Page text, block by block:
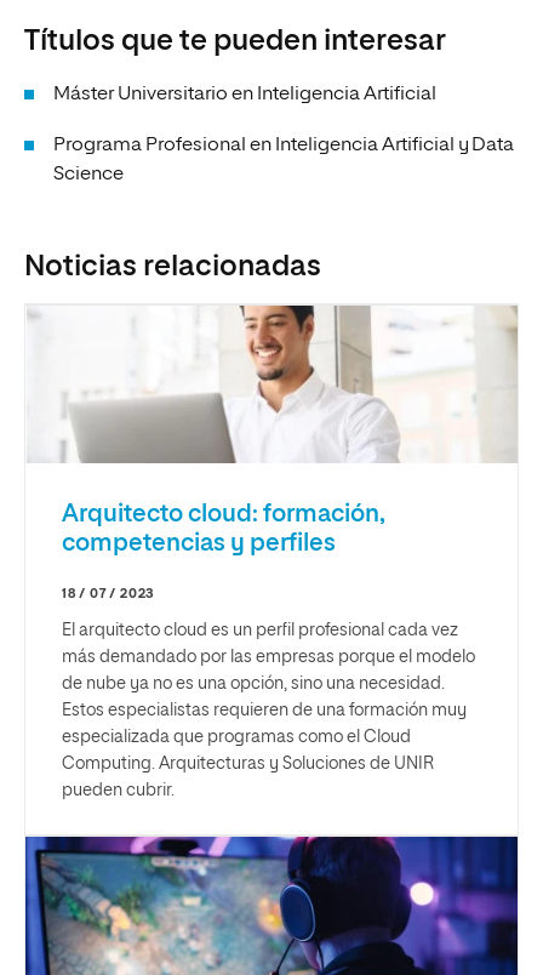
Títulos que te pueden interesar
Máster Universitario en Inteligencia Artificial
Programa Profesional en Inteligencia Artificial y Data
Science
Noticias relacionadas
Arquitecto cloud: formación,
competencias y perfiles
18 / 07 / 2023
El arquitecto cloud es un perfil profesional cada vez
más demandado por las empresas porque el modelo
de nube ya no es una opción, sino una necesidad.
Estos especialistas requieren de una formación muy
especializada que programas como el Cloud
Computing. Arquitecturas y Soluciones de UNIR
pueden cubrir.